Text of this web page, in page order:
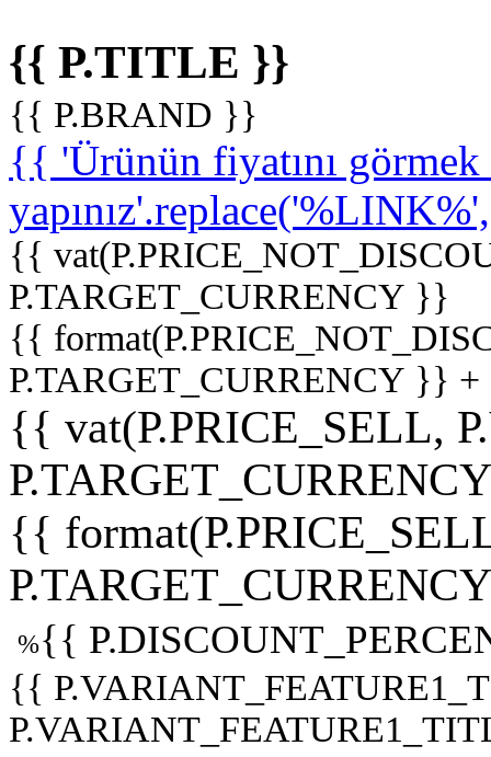
{{ P.TITLE }}
{{ P.BRAND }}
{{ 'Ürünün fiyatını
{{
P.TARGET_CURRENCY }}
{{
P.TARGET_CURRENCY }}
{{ vat(P.PRICE_SELL,
{{
%{{
{{